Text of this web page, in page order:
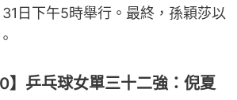
日下午5時舉行。最終，孫穎莎以
乒乓球女單三十二強：倪夏